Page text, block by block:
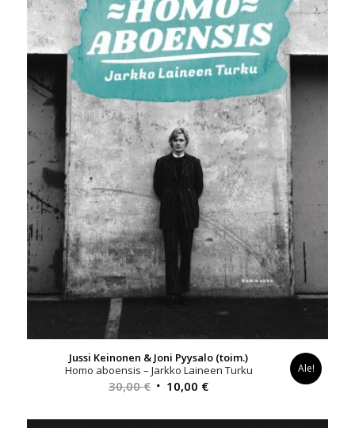
Jussi Keinonen & Joni Pyysalo (toim.)
Homo aboensis – Jarkko Laineen Turku
30,00€ Alkuperäinen
oli:
10,00 €Nykyinen
on:
Ale!